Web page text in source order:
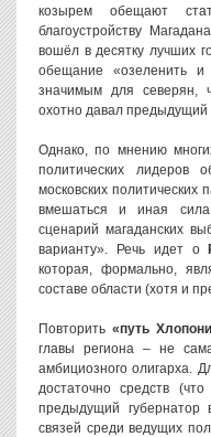
козырем обещают
благоустройству
вошёл в десятку лучших
обещание «озеленить и
значимым для северян,
охотно давал предыдущий
Однако, по мнению
политических лидеров
московских
вмешаться и иная
сценарий магаданских
варианту». Речь идет о
которая, формально,
составе области (хотя и
Повторить«путь
главы региона – не
амбициозного олигарха.
достаточно средств
предыдущий губернатор
связей среди ведущих